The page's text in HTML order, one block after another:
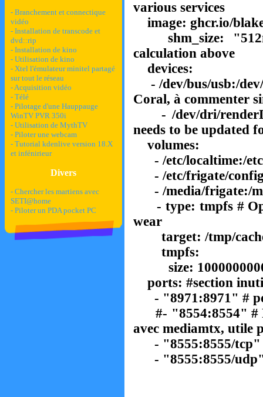
- Branchement et connectique
vidéo
- Installation de transcode et
dvd::rip
- Installation de kino
- Utilisation de kino
- Xtel l'émulateur minitel partagé
sur tout le réseau
- Acquisition vidéo
- Télé
- Pilotage d'une Hauppauge
WinTV PVR 350i
- Utilisation de MythTV
- Piloter une webcam
- Tutorial kdenlive version 18.X
et infénirieur
Divers
- Chercher les martiens avec
SETI@home
- Piloter un PDA pocket PC
various services
image: ghcr.io/
shm_size:
calculation above
devices:
- /dev/bus/usb:/
Coral, à commenter
- /dev/dri/
needs to be updated
volumes:
- /etc/localtime:/
- /etc/frigate/
- /media/frigate:/
- type: tmpfs #
wear
target: /tmp/
tmpfs:
size:
ports: #section
- "8971:8971" #
#- "8554:8554" #
avec mediamtx, utile
- "8555:8555/tcp"
- "8555:8555/udp"